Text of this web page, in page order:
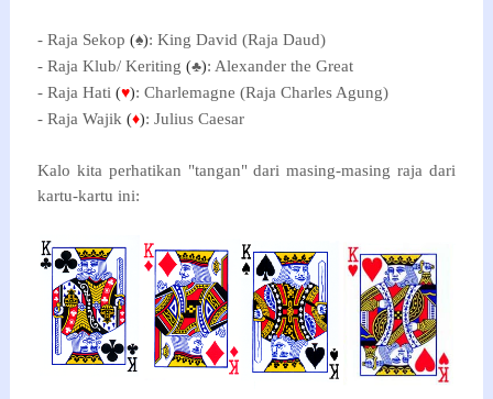
- Raja Sekop (♠): King David (Raja Daud)
- Raja Klub/ Keriting (♣): Alexander the Great
- Raja Hati (♥): Charlemagne (Raja Charles Agung)
- Raja Wajik (♦): Julius Caesar
Kalo kita perhatikan "tangan" dari masing-masing raja dari
kartu-kartu ini: